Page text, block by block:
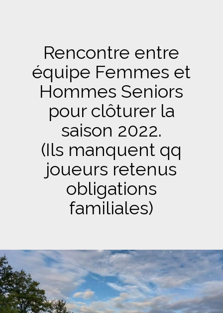
Rencontre entre
équipe Femmes et
Hommes Seniors
pour clôturer la
saison 2022.
(Ils manquent qq
joueurs retenus
obligations
familiales)